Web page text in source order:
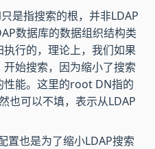
是指搜索的根，并非LDAP
数据库的数据组织结构类
行的，理论上，我们如果
始搜索，因为缩小了搜索
性能。这里的root DN指的
也可以不填，表示从LDAP
置也是为了缩小LDAP搜索